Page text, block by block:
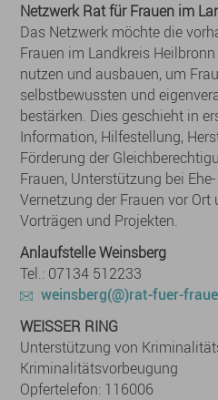
Netzwerk Rat für Frauen im
Das Netzwerk möchte die
Frauen im Landkreis
nutzen und ausbauen, um
selbstbewussten und
bestärken. Dies geschieht in
Information, Hilfestellung,
Förderung der
Frauen, Unterstützung bei
Vernetzung der Frauen vor
Vorträgen und Projekten.
Anlaufstelle Weinsberg
Tel.: 07134 512233
weinsberg(@)rat-fuer-
WEISSER RING
Unterstützung von
Kriminalitätsvorbeugung
Opfertelefon: 116006